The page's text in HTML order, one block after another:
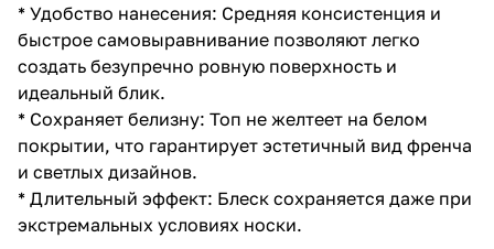
* Удобство нанесения: Средняя консистенция и
быстрое самовыравнивание позволяют легко
создать безупречно ровную поверхность и
идеальный блик.
* Сохраняет белизну: Топ не желтеет на белом
покрытии, что гарантирует эстетичный вид френча
и светлых дизайнов.
* Длительный эффект: Блеск сохраняется даже при
экстремальных условиях носки.